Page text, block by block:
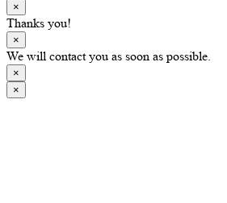
×
Thanks you!
×
We will contact you as soon as possible.
×
×